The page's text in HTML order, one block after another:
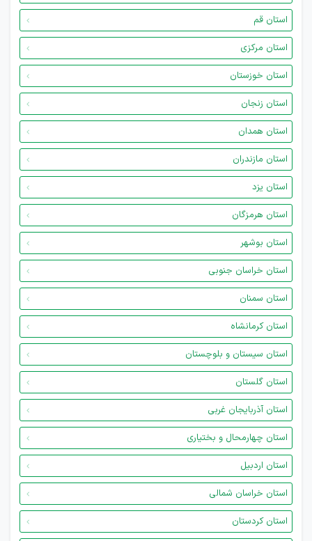
استان قم
استان مرکزی
استان خوزستان
استان زنجان
استان همدان
استان مازندران
استان یزد
استان هرمزگان
استان بوشهر
استان خراسان جنوبی
استان سمنان
استان کرمانشاه
استان سیستان و بلوچستان
استان گلستان
استان آذربایجان غربی
استان چهارمحال و بختیاری
استان اردبیل
استان خراسان شمالی
استان کردستان